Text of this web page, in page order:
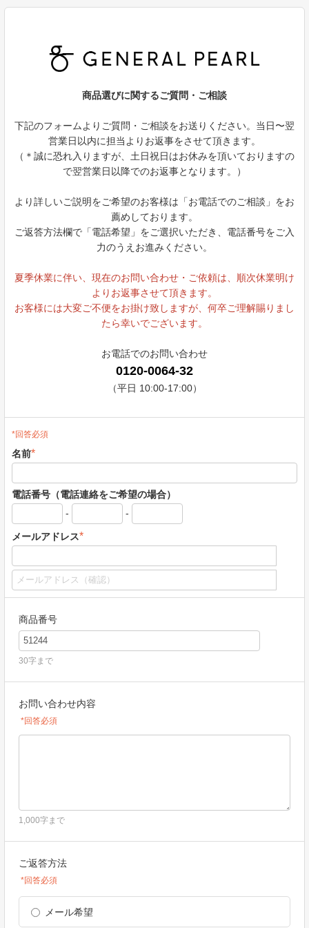
商品選びに関するご質問・ご相談
下記のフォームよりご質問・ご相談をお送りください。当日〜翌
営業日以内に担当よりお返事をさせて頂きます。
（＊誠に恐れ入りますが、土日祝日はお休みを頂いておりますの
で翌営業日以降でのお返事となります。）
より詳しいご説明をご希望のお客様は「お電話でのご相談」をお
薦めしております。
ご返答方法欄で「電話希望」をご選択いただき、電話番号をご入
力のうえお進みください。
夏季休業に伴い、現在のお問い合わせ・ご依頼は、順次休業明け
よりお返事させて頂きます。
お客様には大変ご不便をお掛け致しますが、何卒ご理解賜りまし
たら幸いでございます。
お電話でのお問い合わせ
0120-0064-32
（平日 10:00-17:00）
*回答必須
名前*
電話番号（電話連絡をご希望の場合）
-
-
メールアドレス*
商品番号
30字まで
お問い合わせ内容
*回答必須
1,000字まで
ご返答方法
*回答必須
メール希望